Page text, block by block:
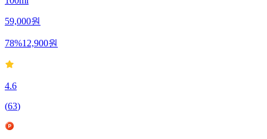
100ml
59,000원
78%12,900원
4.6
(63)